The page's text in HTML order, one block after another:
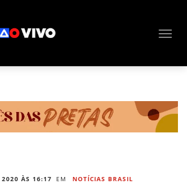
2020 ÀS 16:17 EM NOTÍCIAS BRASIL